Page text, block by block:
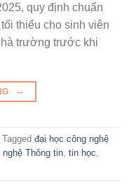
quy định chuẩn
thiểu cho sinh viên
trường trước khi
→
Tagged đại học công nghệ
Thông tin, tin học,